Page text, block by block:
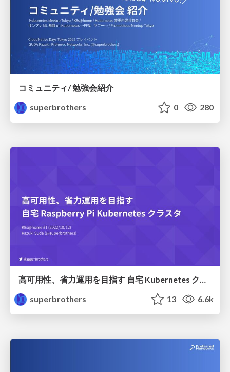
コミュニティ/ 勉強会紹介
superbrothers
0 280
superbrothers
13 6.6k